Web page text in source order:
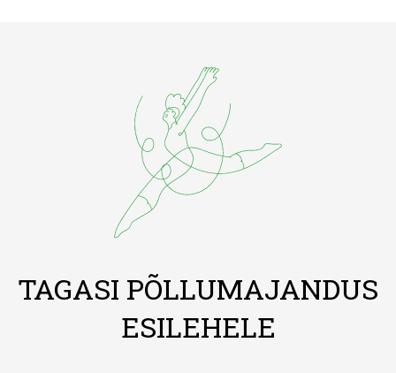
TAGASI PÕLLUMAJANDUS
ESILEHELE